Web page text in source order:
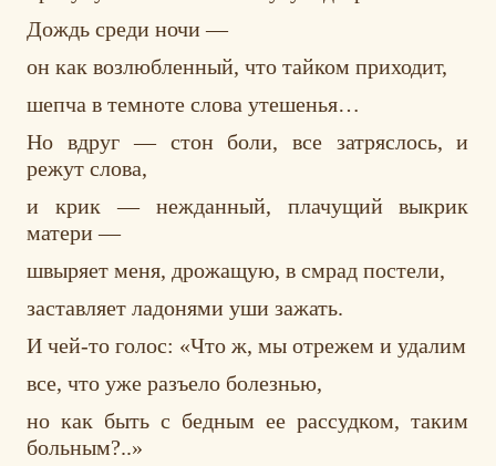
Дождь среди ночи —
он как возлюбленный, что тайком приходит,
шепча в темноте слова утешенья…
Но вдруг — стон боли, все затряслось, и
режут слова,
и крик — нежданный, плачущий выкрик
матери —
швыряет меня, дрожащую, в смрад постели,
заставляет ладонями уши зажать.
И чей-то голос: «Что ж, мы отрежем и удалим
все, что уже разъело болезнью,
но как быть с бедным ее рассудком, таким
больным?..»